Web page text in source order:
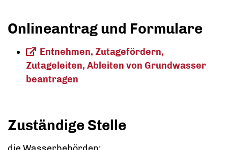
Onlineantrag und Formulare
Entnehmen, Zutagefördern,
Zutageleiten, Ableiten von Grundwasser
beantragen
Zuständige Stelle